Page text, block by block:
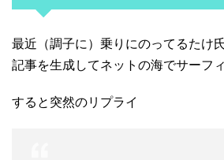
最近（調子に）乗りにのってるたけ
記事を生成してネットの海でサーフ
すると突然のリプライ